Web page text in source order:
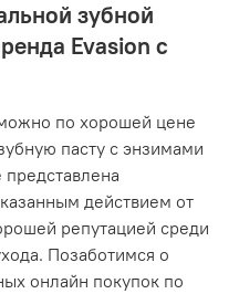
зубной
Evasion с
по хорошей цене
пасту с энзимами
представлена
действием от
репутацией среди
Позаботимся о
онлайн покупок по